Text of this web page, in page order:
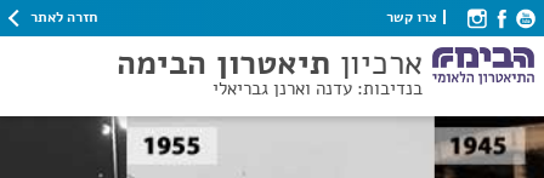
צרו קשר חזרה לאתר
ארכיון תיאטרון הבימה
בנדיבות: עדנה וארנן גבריאלי